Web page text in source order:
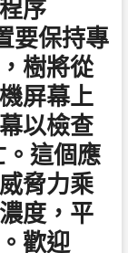
序
要保持專
樹將從
屏幕上
以檢查
這個應
脅力乘
度，平
歡迎